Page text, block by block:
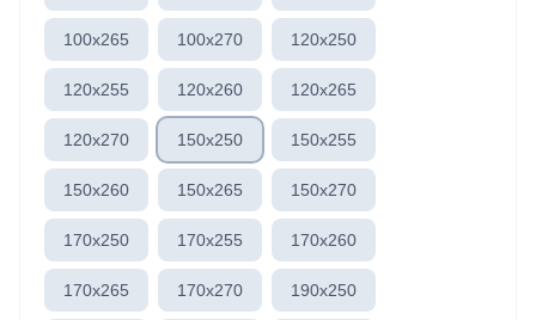
100x265 100x270 120x250
120x255 120x260 120x265
120x270 150x250 150x255
150x260 150x265 150x270
170x250 170x255 170x260
170x265 170x270 190x250